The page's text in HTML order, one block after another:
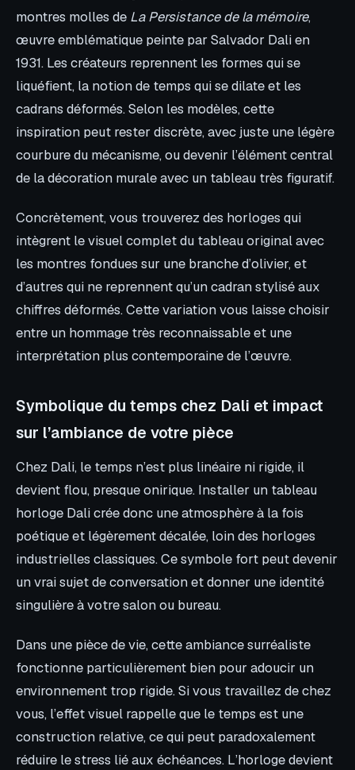
montres molles de La Persistance de la mémoire,
œuvre emblématique peinte par Salvador Dali en
1931. Les créateurs reprennent les formes qui se
liquéfient, la notion de temps qui se dilate et les
cadrans déformés. Selon les modèles, cette
inspiration peut rester discrète, avec juste une légère
courbure du mécanisme, ou devenir l’élément central
de la décoration murale avec un tableau très figuratif.
Concrètement, vous trouverez des horloges qui
intègrent le visuel complet du tableau original avec
les montres fondues sur une branche d’olivier, et
d’autres qui ne reprennent qu’un cadran stylisé aux
chiffres déformés. Cette variation vous laisse choisir
entre un hommage très reconnaissable et une
interprétation plus contemporaine de l’œuvre.
Symbolique du temps chez Dali et impact
sur l’ambiance de votre pièce
Chez Dali, le temps n’est plus linéaire ni rigide, il
devient flou, presque onirique. Installer un tableau
horloge Dali crée donc une atmosphère à la fois
poétique et légèrement décalée, loin des horloges
industrielles classiques. Ce symbole fort peut devenir
un vrai sujet de conversation et donner une identité
singulière à votre salon ou bureau.
Dans une pièce de vie, cette ambiance surréaliste
fonctionne particulièrement bien pour adoucir un
environnement trop rigide. Si vous travaillez de chez
vous, l’effet visuel rappelle que le temps est une
construction relative, ce qui peut paradoxalement
réduire le stress lié aux échéances. L’horloge devient